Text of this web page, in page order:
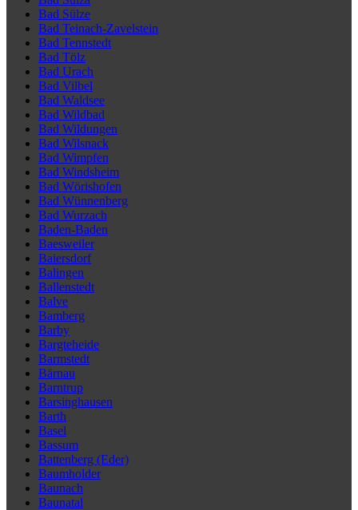
Bad Sülze
Bad Teinach-Zavelstein
Bad Tennstedt
Bad Tölz
Bad Urach
Bad Vilbel
Bad Waldsee
Bad Wildbad
Bad Wildungen
Bad Wilsnack
Bad Wimpfen
Bad Windsheim
Bad Wörishofen
Bad Wünnenberg
Bad Wurzach
Baden-Baden
Baesweiler
Baiersdorf
Balingen
Ballenstedt
Balve
Bamberg
Barby
Bargteheide
Barmstedt
Bärnau
Barntrup
Barsinghausen
Barth
Basel
Bassum
Battenberg (Eder)
Baumholder
Baunach
Baunatal